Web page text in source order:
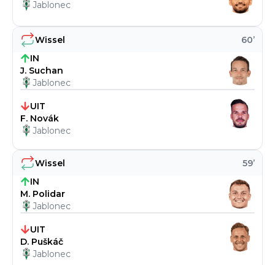
Wissel 59’
IN
M. Polidar
Jablonec
UIT
D. Puškáč
Jablonec
Wissel 60’
IN
J. Suchan
Jablonec
UIT
F. Novák
Jablonec
Jablonec